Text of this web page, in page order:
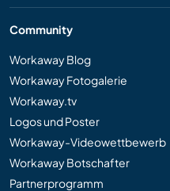
Community
Workaway Blog
Workaway Fotogalerie
Workaway.tv
Logos und Poster
Workaway-Videowettbewerb
Workaway Botschafter
Partnerprogramm